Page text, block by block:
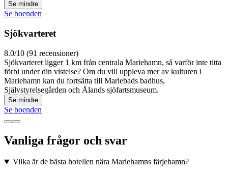
Se mindre
Se boenden
Sjökvarteret
8.0/10 (91 recensioner)
Sjökvarteret ligger 1 km från centrala Mariehamn, så varför inte titta
förbi under din vistelse? Om du vill uppleva mer av kulturen i
Mariehamn kan du fortsätta till Mariebads badhus,
Självstyrelsegården och Ålands sjöfartsmuseum.
Se mindre
Se boenden
Vanliga frågor och svar
Vilka är de bästa hotellen nära Mariehamns färjehamn?